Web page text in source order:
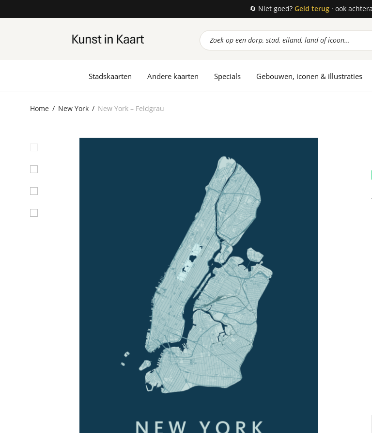
⭐ We scoren een9,6uit 2.150+
Producten
zoeken
Stadskaarten Andere kaarten Specials Gebouwen, iconen & illustraties
Home / New York / New York – Feldgrau